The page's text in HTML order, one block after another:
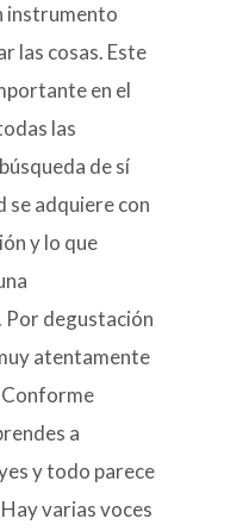
instrumento
las cosas. Este
en el
las
de sí
se adquiere con
y lo que
degustación
atentamente
a
y todo parece
varias voces